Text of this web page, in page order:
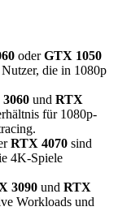
oderGTX 1050
die in 1080p
und RTX
für 1080p-
RTX 4070 sind
4K-Spiele
3090 und RTX
Workloads und